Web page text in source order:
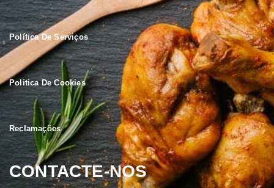
Política De Serviços
Politica De Cookies
Reclamações
CONTACTE-NOS